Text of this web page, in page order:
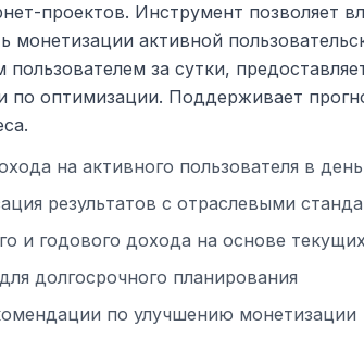
проектов. Инструмент позволяет
монетизации активной
за сутки,
оптимизации. Поддерживает
на активного пользователя в день
результатов с отраслевыми
и годового дохода на основе
долгосрочного планирования
по улучшению монетизации